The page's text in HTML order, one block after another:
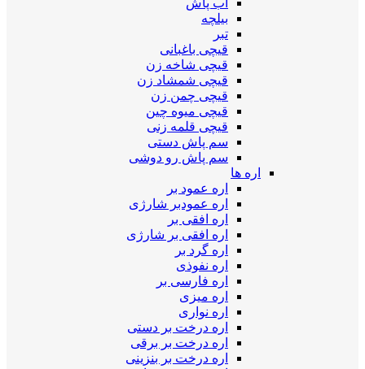
آب پاش
بیلچه
تبر
قیچی باغبانی
قیچی شاخه زن
قیچی شمشاد زن
قیچی چمن زن
قیچی میوه چین
قیچی قلمه زنی
سم پاش دستی
سم پاش رو دوشی
اره ها
اره عمود بر
اره عمودبر شارژی
اره افقی بر
اره افقی بر شارژی
اره گرد بر
اره نفوذی
اره فارسی بر
اره میزی
اره نواری
اره درخت بر دستی
اره درخت بر برقی
اره درخت بر بنزینی